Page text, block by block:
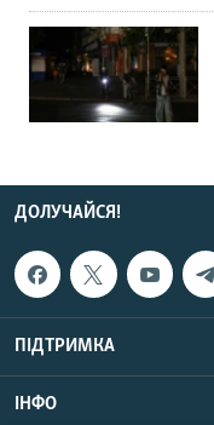
ДОЛУЧАЙСЯ!
ПІДТРИМКА
ІНФО